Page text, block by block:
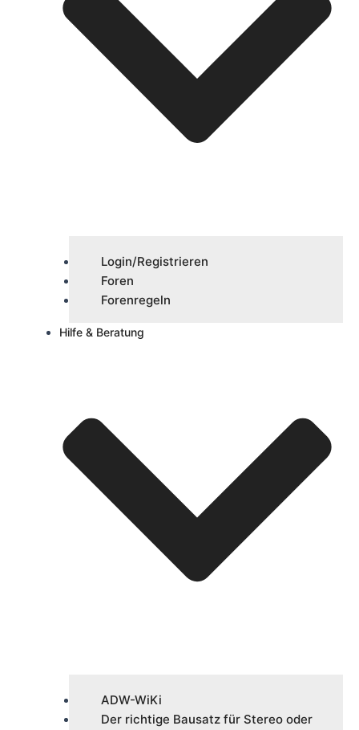
Login/Registrieren
Foren
Forenregeln
Hilfe & Beratung
ADW-WiKi
Der richtige Bausatz für Stereo oder